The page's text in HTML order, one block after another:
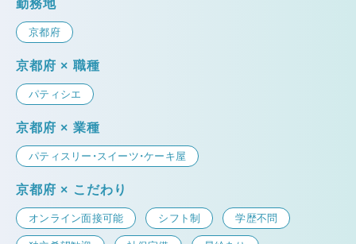
勤務地
京都府
京都府 × 職種
パティシエ
京都府 × 業種
パティスリー・スイーツ・ケーキ屋
京都府 × こだわり
オンライン面接可能 シフト制 学歴不問